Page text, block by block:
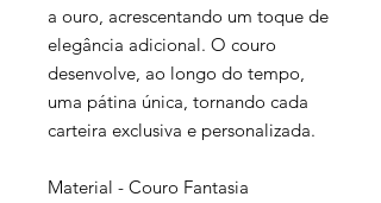
a ouro, acrescentando um toque de
elegância adicional. O couro
desenvolve, ao longo do tempo,
uma pátina única, tornando cada
carteira exclusiva e personalizada.
Material - Couro Fantasia